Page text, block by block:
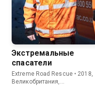
Экстремальные
спасатели
Extreme Road Rescue • 2018,
Великобритания,